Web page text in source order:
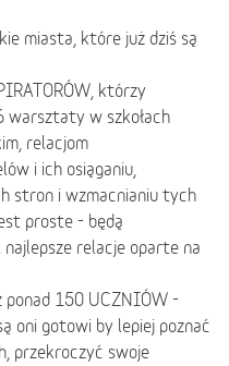
miasta, które już dziś są
którzy
warsztaty w szkołach
relacjom
i ich osiąganiu,
stron i wzmacnianiu tych
proste - będą
najlepsze relacje oparte na
ponad 150 UCZNIÓW -
oni gotowi by lepiej poznać
przekroczyć swoje